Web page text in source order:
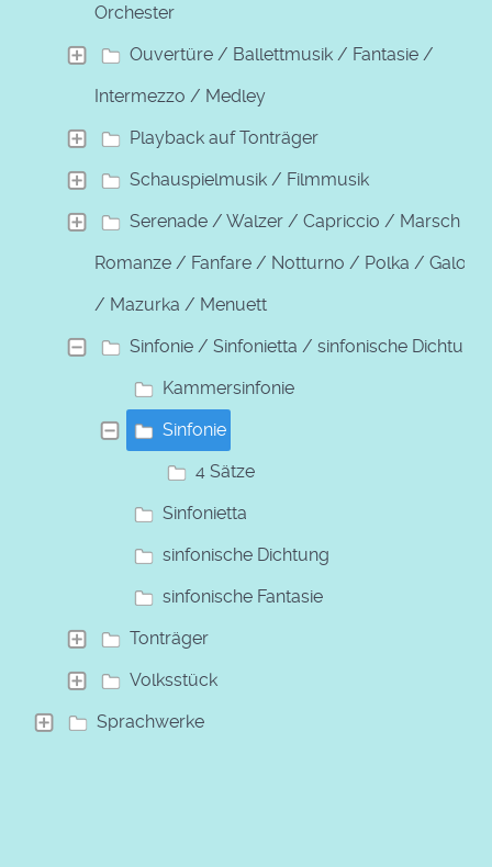
Orchester
Ouvertüre / Ballettmusik / Fantasie /
Intermezzo / Medley
Playback auf Tonträger
Schauspielmusik / Filmmusik
Serenade / Walzer / Capriccio / Marsch /
Romanze / Fanfare / Notturno / Polka / Galopp
/ Mazurka / Menuett
Sinfonie / Sinfonietta / sinfonische Dichtung
Kammersinfonie
Sinfonie
4 Sätze
Sinfonietta
sinfonische Dichtung
sinfonische Fantasie
Tonträger
Volksstück
Sprachwerke